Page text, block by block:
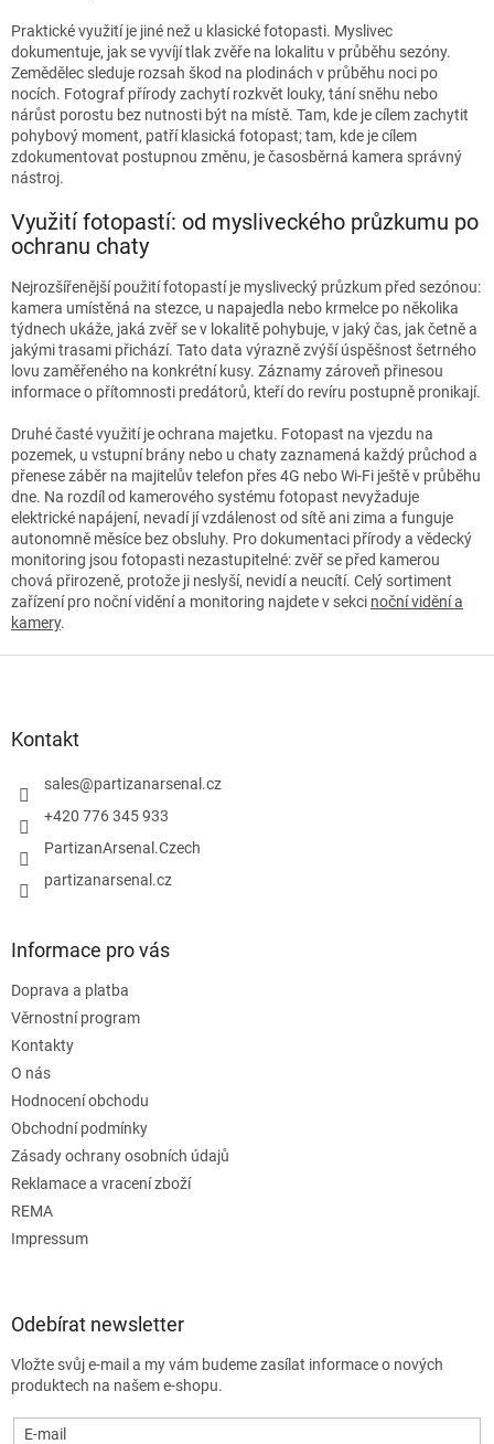
Praktické využití je jiné než u klasické fotopasti. Myslivec
dokumentuje, jak se vyvíjí tlak zvěře na lokalitu v průběhu sezóny.
Zemědělec sleduje rozsah škod na plodinách v průběhu noci po
nocích. Fotograf přírody zachytí rozkvět louky, tání sněhu nebo
nárůst porostu bez nutnosti být na místě. Tam, kde je cílem zachytit
pohybový moment, patří klasická fotopast; tam, kde je cílem
zdokumentovat postupnou změnu, je časosběrná kamera správný
nástroj.
Využití fotopastí: od mysliveckého průzkumu po
ochranu chaty
Nejrozšířenější použití fotopastí je myslivecký průzkum před sezónou:
kamera umístěná na stezce, u napajedla nebo krmelce po několika
týdnech ukáže, jaká zvěř se v lokalitě pohybuje, v jaký čas, jak četně a
jakými trasami přichází. Tato data výrazně zvýší úspěšnost šetrného
lovu zaměřeného na konkrétní kusy. Záznamy zároveň přinesou
informace o přítomnosti predátorů, kteří do revíru postupně pronikají.
Druhé časté využití je ochrana majetku. Fotopast na vjezdu na
pozemek, u vstupní brány nebo u chaty zaznamená každý průchod a
přenese záběr na majitelův telefon přes 4G nebo Wi-Fi ještě v průběhu
dne. Na rozdíl od kamerového systému fotopast nevyžaduje
elektrické napájení, nevadí jí vzdálenost od sítě ani zima a funguje
autonomně měsíce bez obsluhy. Pro dokumentaci přírody a vědecký
monitoring jsou fotopasti nezastupitelné: zvěř se před kamerou
chová přirozeně, protože ji neslyší, nevidí a neucítí. Celý sortiment
zařízení pro noční vidění a monitoring najdete v sekci noční vidění a
kamery.
Kontakt
sales@partizanarsenal.cz
+420 776 345 933
PartizanArsenal.Czech
partizanarsenal.cz
Informace pro vás
Doprava a platba
Věrnostní program
Kontakty
O nás
Hodnocení obchodu
Obchodní podmínky
Zásady ochrany osobních údajů
Reklamace a vracení zboží
REMA
Impressum
Odebírat newsletter
Vložte svůj e-mail a my vám budeme zasílat informace o nových
produktech na našem e-shopu.
E-mail